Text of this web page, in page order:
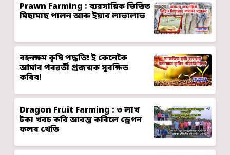
Prawn Farming : ব্যৱসায়িক ভিত্তিত
মিছামাছ পালন আৰু ইয়াৰ লাভালাভ
বহনক্ষম কৃষি পদ্ধতি! ই কেনেকৈ
আমাৰ পৰৱৰ্তী প্ৰজন্মক সুৰক্ষিত
কৰিব!
Dragon Fruit Farming : ৩ লাখ
টকা খৰচ কৰি আৰম্ভ কৰিলে ড্ৰেগন
ফলৰ খেতি